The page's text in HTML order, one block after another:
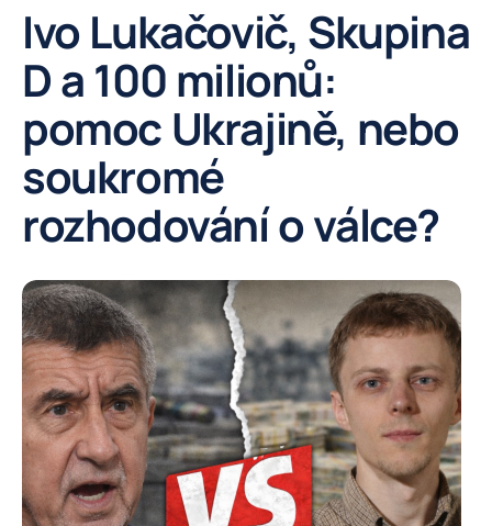
Ivo Lukačovič, Skupina
D a 100 milionů:
pomoc Ukrajině, nebo
soukromé
rozhodování o válce?